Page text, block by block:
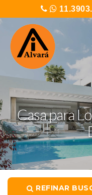
Casa para
REFINAR